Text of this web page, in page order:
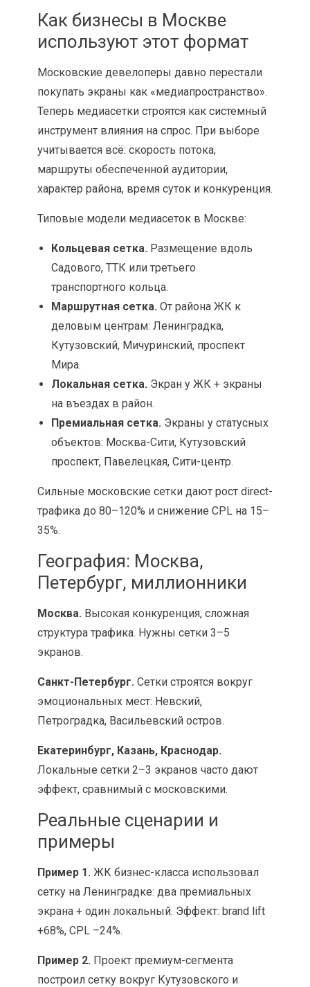
Как бизнесы в Москве
используют этот формат
Московские девелоперы давно перестали
покупать экраны как «медиапространство».
Теперь медиасетки строятся как системный
инструмент влияния на спрос. При выборе
учитывается всё: скорость потока,
маршруты обеспеченной аудитории,
характер района, время суток и конкуренция.
Типовые модели медиасеток в Москве:
Кольцевая сетка. Размещение вдоль
Садового, ТТК или третьего
транспортного кольца.
Маршрутная сетка. От района ЖК к
деловым центрам: Ленинградка,
Кутузовский, Мичуринский, проспект
Мира.
Локальная сетка. Экран у ЖК + экраны
на въездах в район.
Премиальная сетка. Экраны у статусных
объектов: Москва-Сити, Кутузовский
проспект, Павелецкая, Сити-центр.
Сильные московские сетки дают рост direct-
трафика до 80–120% и снижение CPL на 15–
35%.
География: Москва,
Петербург, миллионники
Москва. Высокая конкуренция, сложная
структура трафика. Нужны сетки 3–5
экранов.
Санкт-Петербург. Сетки строятся вокруг
эмоциональных мест: Невский,
Петроградка, Васильевский остров.
Екатеринбург, Казань, Краснодар.
Локальные сетки 2–3 экранов часто дают
эффект, сравнимый с московскими.
Реальные сценарии и
примеры
Пример 1. ЖК бизнес-класса использовал
сетку на Ленинградке: два премиальных
экрана + один локальный. Эффект: brand lift
+68%, CPL –24%.
Пример 2. Проект премиум-сегмента
построил сетку вокруг Кутузовского и